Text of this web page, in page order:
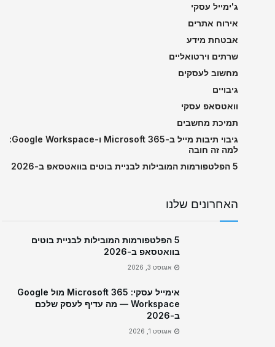
ג'ימייל עסקי
אירוח אתרים
אבטחת מידע
שרתים וירטואליים
מחשוב לעסקים
גיבויים
וואטסאפ עסקי
תמיכת מחשבים
גיבוי תיבות מייל ב-Microsoft 365 ו-Google Workspace:
למה זה חובה
5 הפלטפורמות המובילות לבניית בוטים בוואטסאפ ב-2026
האחרונים שלנו
5 הפלטפורמות המובילות לבניית בוטים
בוואטסאפ ב-2026
אוגוסט 3, 2026
אימייל עסקי: Microsoft 365 מול Google
Workspace — מה עדיף לעסק שלכם
ב-2026
אוגוסט 1, 2026